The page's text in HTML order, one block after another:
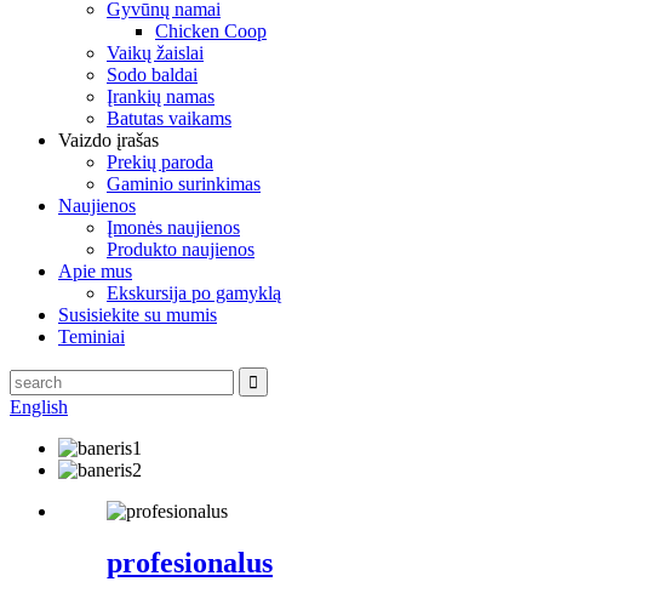
Gyvūnų namai
Chicken Coop
Vaikų žaislai
Sodo baldai
Įrankių namas
Batutas vaikams
Vaizdo įrašas
Prekių paroda
Gaminio surinkimas
Naujienos
Įmonės naujienos
Produkto naujienos
Apie mus
Ekskursija po gamyklą
Susisiekite su mumis
Teminiai
English
profesionalus